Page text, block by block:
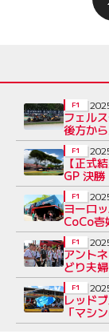
フェル
後方か
F1
【正式
GP 決勝
F1
ヨーロ
CoCo壱
記
F1
アント
どり夫
（2）】
F1
レッド
「マシ
番大事」
F1